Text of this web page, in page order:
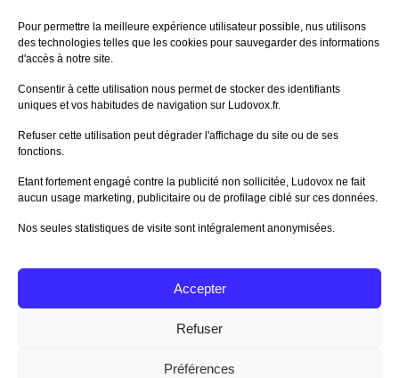
Pour permettre la meilleure expérience utilisateur possible, nus utilisons
des technologies telles que les cookies pour sauvegarder des informations
d'accès à notre site.
Consentir à cette utilisation nous permet de stocker des identifiants
uniques et vos habitudes de navigation sur Ludovox.fr.
Refuser cette utilisation peut dégrader l'affichage du site ou de ses
fonctions.
Etant fortement engagé contre la publicité non sollicitée, Ludovox ne fait
aucun usage marketing, publicitaire ou de profilage ciblé sur ces données.
Nos seules statistiques de visite sont intégralement anonymisées.
Accepter
Refuser
Préférences
Avis de
Sur le jeu Collect!
il y a 9 heures
Avis demorlockbob
Sur le jeu Detective Box - Ciao
Publié leil y a 1 jour
80%
Sur le jeu Detective Box - Ciao
Bella
Nos Partenaires| Fat Media © 2013 All